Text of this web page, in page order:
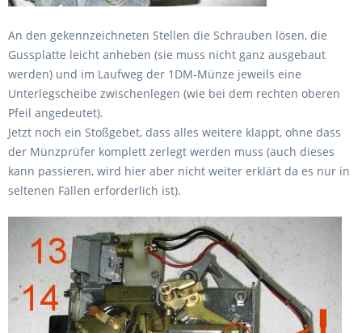
An den gekennzeichneten Stellen die Schrauben lösen, die
Gussplatte leicht anheben (sie muss nicht ganz ausgebaut
werden) und im Laufweg der 1DM-Münze jeweils eine
Unterlegscheibe zwischenlegen (wie bei dem rechten oberen
Pfeil angedeutet).
Jetzt noch ein Stoßgebet, dass alles weitere klappt, ohne dass
der Münzprüfer komplett zerlegt werden muss (auch dieses
kann passieren, wird hier aber nicht weiter erklärt da es nur in
seltenen Fällen erforderlich ist).